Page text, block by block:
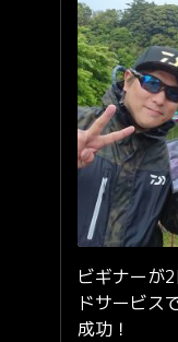
ビギナーが
ドサービス
成功！